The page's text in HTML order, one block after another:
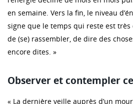
en semaine. Vers la fin, le niveau
signe que le temps qui reste est très
de (se) rassembler, de dire des
encore dites. »
Observer et contempler
« La dernière veille auprès d’un